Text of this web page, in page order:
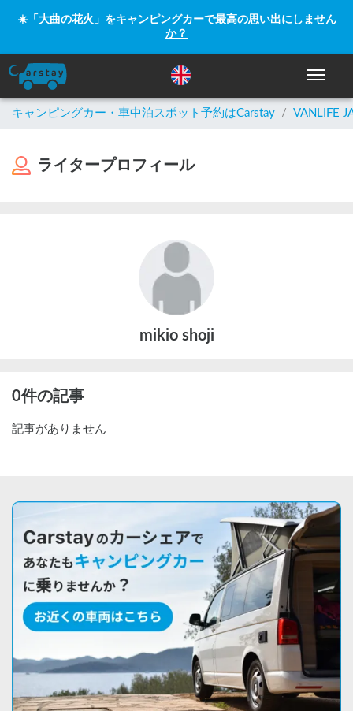
☀️「大曲の花火」をキャンピングカーで最高の思い出にしません
か？
ナビゲ
キャンピングカー・車中泊スポット予約はCarstay / VANLIFE
ライタープロフィール
mikio shoji
0件の記事
記事がありません